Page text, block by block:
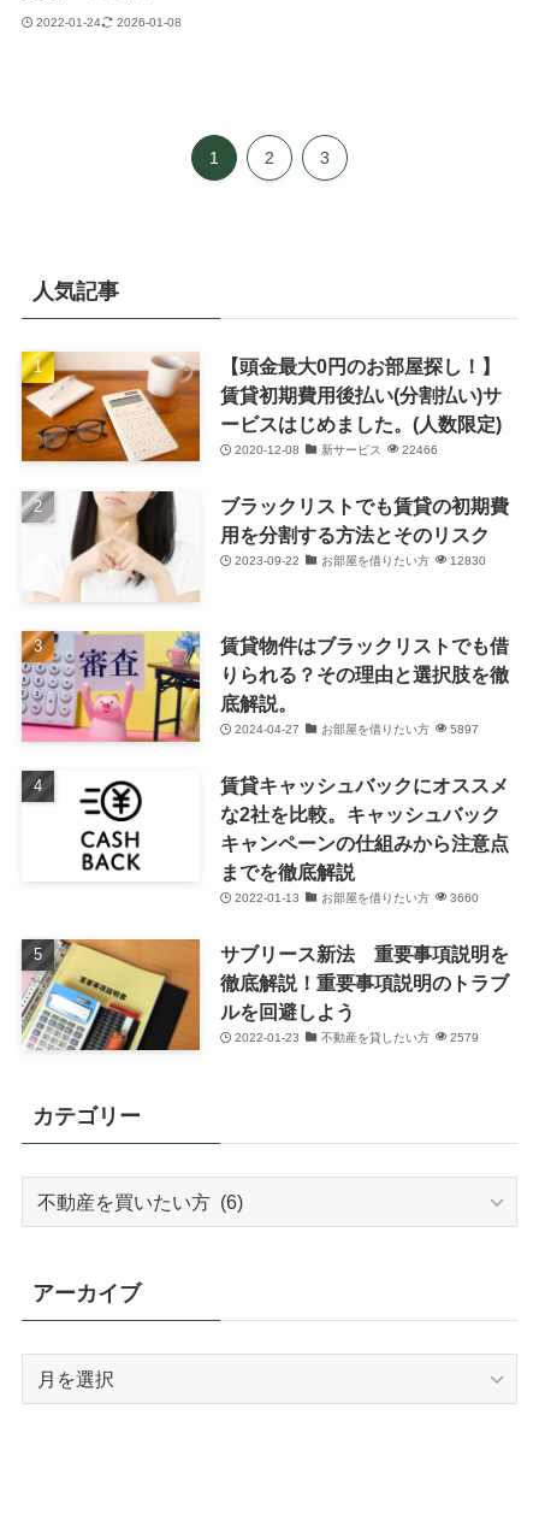
2022-01-24 2026-01-08
1 2 3
人気記事
【頭金最大0円のお部屋探し！】
賃貸初期費用後払い(分割払い)サ
ービスはじめました。(人数限定)
2020-12-08 新サービス 22466
ブラックリストでも賃貸の初期費
用を分割する方法とそのリスク
2023-09-22 お部屋を借りたい方 12830
賃貸物件はブラックリストでも借
りられる？その理由と選択肢を徹
底解説。
2024-04-27 お部屋を借りたい方 5897
賃貸キャッシュバックにオススメ
な2社を比較。キャッシュバック
キャンペーンの仕組みから注意点
までを徹底解説
2022-01-13 お部屋を借りたい方 3660
サブリース新法 重要事項説明を
徹底解説！重要事項説明のトラブ
ルを回避しよう
2022-01-23 不動産を貸したい方 2579
カテゴリー
カ
リ
ー
アーカイブ